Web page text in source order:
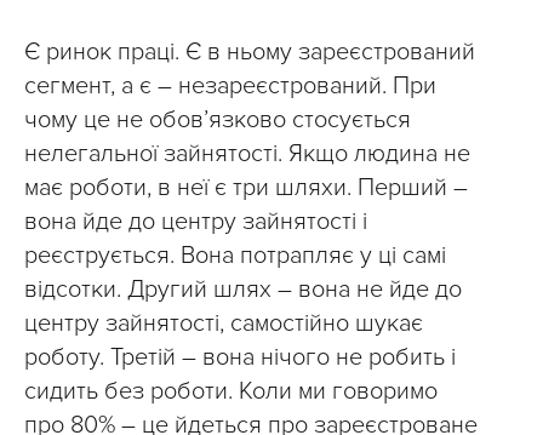
Є ринок праці. Є в ньому зареєстрований
сегмент, а є – незареєстрований. При
чому це не обов’язково стосується
нелегальної зайнятості. Якщо людина не
має роботи, в неї є три шляхи. Перший –
вона йде до центру зайнятості і
реєструється. Вона потрапляє у ці самі
відсотки. Другий шлях – вона не йде до
центру зайнятості, самостійно шукає
роботу. Третій – вона нічого не робить і
сидить без роботи. Коли ми говоримо
про 80% – це йдеться про зареєстроване